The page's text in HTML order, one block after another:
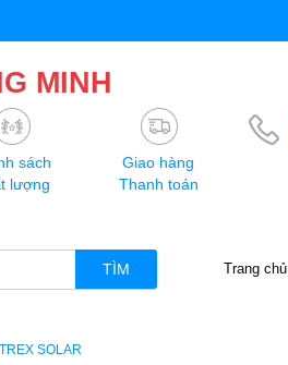
MINH
sách
lượng
Giao hàng
Thanh toán
TÌM Trang chủ
SOLAR